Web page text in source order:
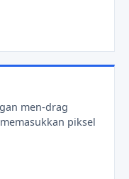
men-drag
piksel